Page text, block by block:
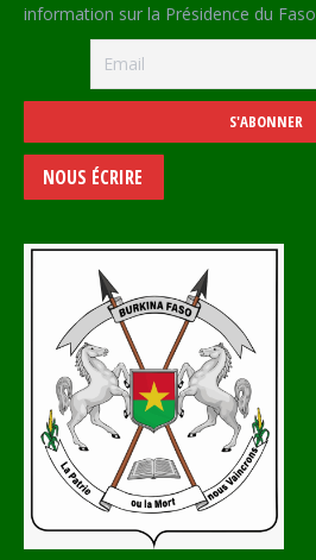
information sur la Présidence du Faso
NOUS ÉCRIRE